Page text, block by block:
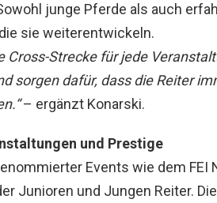
junge Pferde als auch
sie weiterentwickeln.
Cross-Strecke für jede
sorgen dafür, dass die Reiter
– ergänzt Konarski.
und Prestige
Events wie dem FEI
Junioren und Jungen Reiter.